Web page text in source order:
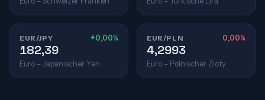
EUR/JPY +0,00%
182,39
Euro – Japanischer Yen
EUR/PLN 0,00%
4,2993
Euro – Polnischer Zloty